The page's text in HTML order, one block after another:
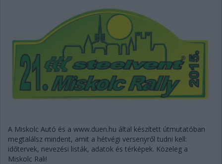
A Miskolc Autó és a www.duen.hu által készített útmutatóban
megtalálsz mindent, amit a hétvégi versenyről tudni kell:
időtervek, nevezési listák, adatok és térképek. Közeleg a
Miskolc Rali!